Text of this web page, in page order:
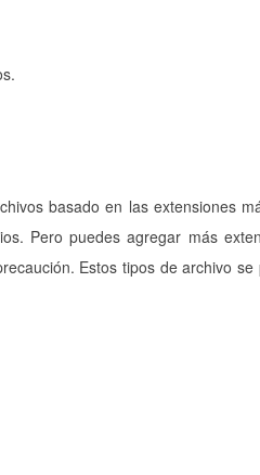
basado en las extensiones
Pero puedes agregar más
Estos tipos de archivo